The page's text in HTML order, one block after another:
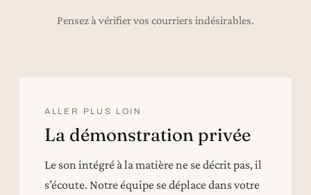
Pensez à vérifier vos courriers indésirables.
ALLER PLUS LOIN
La démonstration privée
Le son intégré à la matière ne se décrit pas, il
s’écoute. Notre équipe se déplace dans votre